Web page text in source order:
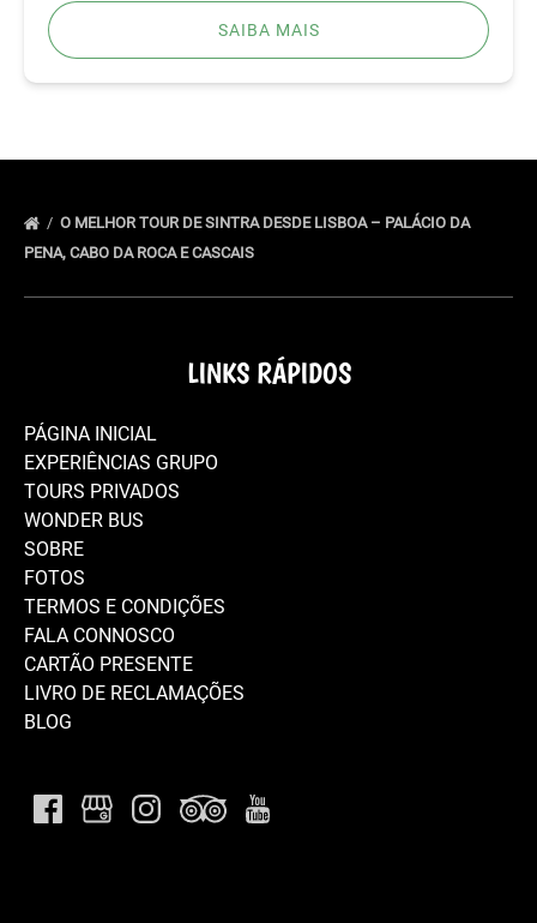
SAIBA MAIS
O MELHOR TOUR DE SINTRA DESDE LISBOA – PALÁCIO DA
PENA, CABO DA ROCA E CASCAIS
LINKS RÁPIDOS
PÁGINA INICIAL
EXPERIÊNCIAS GRUPO
TOURS PRIVADOS
WONDER BUS
SOBRE
FOTOS
TERMOS E CONDIÇÕES
FALA CONNOSCO
CARTÃO PRESENTE
LIVRO DE RECLAMAÇÕES
BLOG